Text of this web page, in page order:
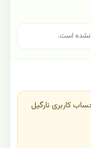
نشده است.
کاربری نارگیل